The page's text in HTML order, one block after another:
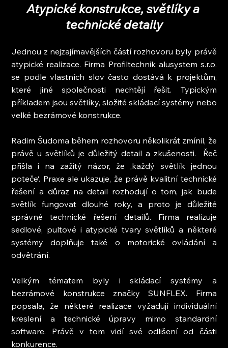
Atypické konstrukce, světlíky a
technické detaily
Jednou z nejzajímavějších částí rozhovoru byly právě
atypické realizace. Firma Profiltechnik alusystem s.r.o.
se podle vlastních slov často dostává k projektům,
které jiné společnosti nechtějí řešit. Typickým
příkladem jsou světlíky, složité skládací systémy nebo
velké bezrámové konstrukce.
Radim Šudoma během rozhovoru několikrát zmínil, že
právě u světlíků je důležitý detail a zkušenosti.  Řeč
přišla i na zažitý názor, že ‚každý světlík jednou
poteče‘. Praxe ale ukazuje, že právě kvalitní technické
řešení a důraz na detail rozhodují o tom, jak bude
světlík fungovat dlouhé roky, a proto je důležité
správné technické řešení detailů. Firma realizuje
sedlové, pultové i atypické tvary světlíků a některé
systémy doplňuje také o motorické ovládání a
odvětrání.
Velkým tématem byly i skládací systémy a
bezrámové konstrukce značky SUNFLEX. Firma
popsala, že některé realizace vyžadují individuální
kreslení a technické úpravy mimo standardní
software. Právě v tom vidí své odlišení od části
konkurence.